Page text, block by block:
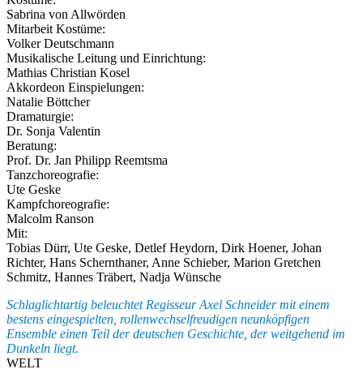
Sabrina von Allwörden
Mitarbeit Kostüme:
Volker Deutschmann
Musikalische Leitung und Einrichtung:
Mathias Christian Kosel
Akkordeon Einspielungen:
Natalie Böttcher
Dramaturgie:
Dr. Sonja Valentin
Beratung:
Prof. Dr. Jan Philipp Reemtsma
Tanzchoreografie:
Ute Geske
Kampfchoreografie:
Malcolm Ranson
Mit:
Tobias Dürr, Ute Geske, Detlef Heydorn, Dirk Hoener, Johan
Richter, Hans Schernthaner, Anne Schieber, Marion Gretchen
Schmitz, Hannes Träbert, Nadja Wünsche
Schlaglichtartig beleuchtet Regisseur Axel Schneider mit einem
bestens eingespielten, rollenwechselfreudigen neunköpfigen
Ensemble einen Teil der deutschen Geschichte, der weitgehend im
Dunkeln liegt.
WELT